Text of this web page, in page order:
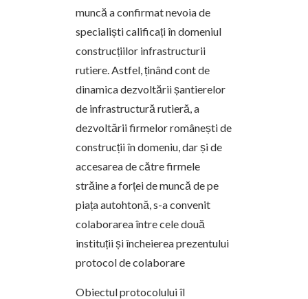
muncă a confirmat nevoia de
specialiști calificați în domeniul
construcțiilor infrastructurii
rutiere. Astfel, ținând cont de
dinamica dezvoltării șantierelor
de infrastructură rutieră, a
dezvoltării firmelor românești de
construcții în domeniu, dar și de
accesarea de către firmele
străine a forței de muncă de pe
piața autohtonă, s-a convenit
colaborarea între cele două
instituții și încheierea prezentului
protocol de colaborare
Obiectul protocolului îl